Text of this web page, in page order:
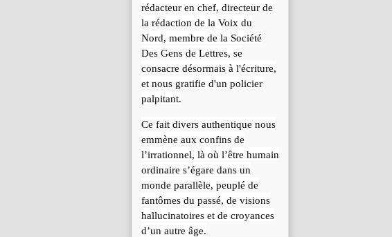
rédacteur en chef, directeur de
la rédaction de la Voix du
Nord, membre de la Société
Des Gens de Lettres, se
consacre désormais à l'écriture,
et nous gratifie d'un policier
palpitant.
Ce fait divers authentique nous
emmène aux confins de
l’irrationnel, là où l’être humain
ordinaire s’égare dans un
monde parallèle, peuplé de
fantômes du passé, de visions
hallucinatoires et de croyances
d’un autre âge.